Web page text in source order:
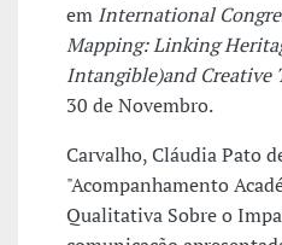
em International
Mapping: Linking
Intangible)and Creative
30 de Novembro.
Carvalho, Cláudia Pato
"Acompanhamento
Qualitativa Sobre o